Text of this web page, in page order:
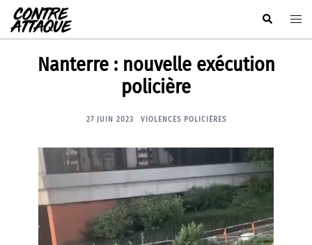
Aller
au
contenu
Rechercher
Nanterre : nouvelle exécution
policière
27 JUIN 2023 VIOLENCES POLICIÈRES